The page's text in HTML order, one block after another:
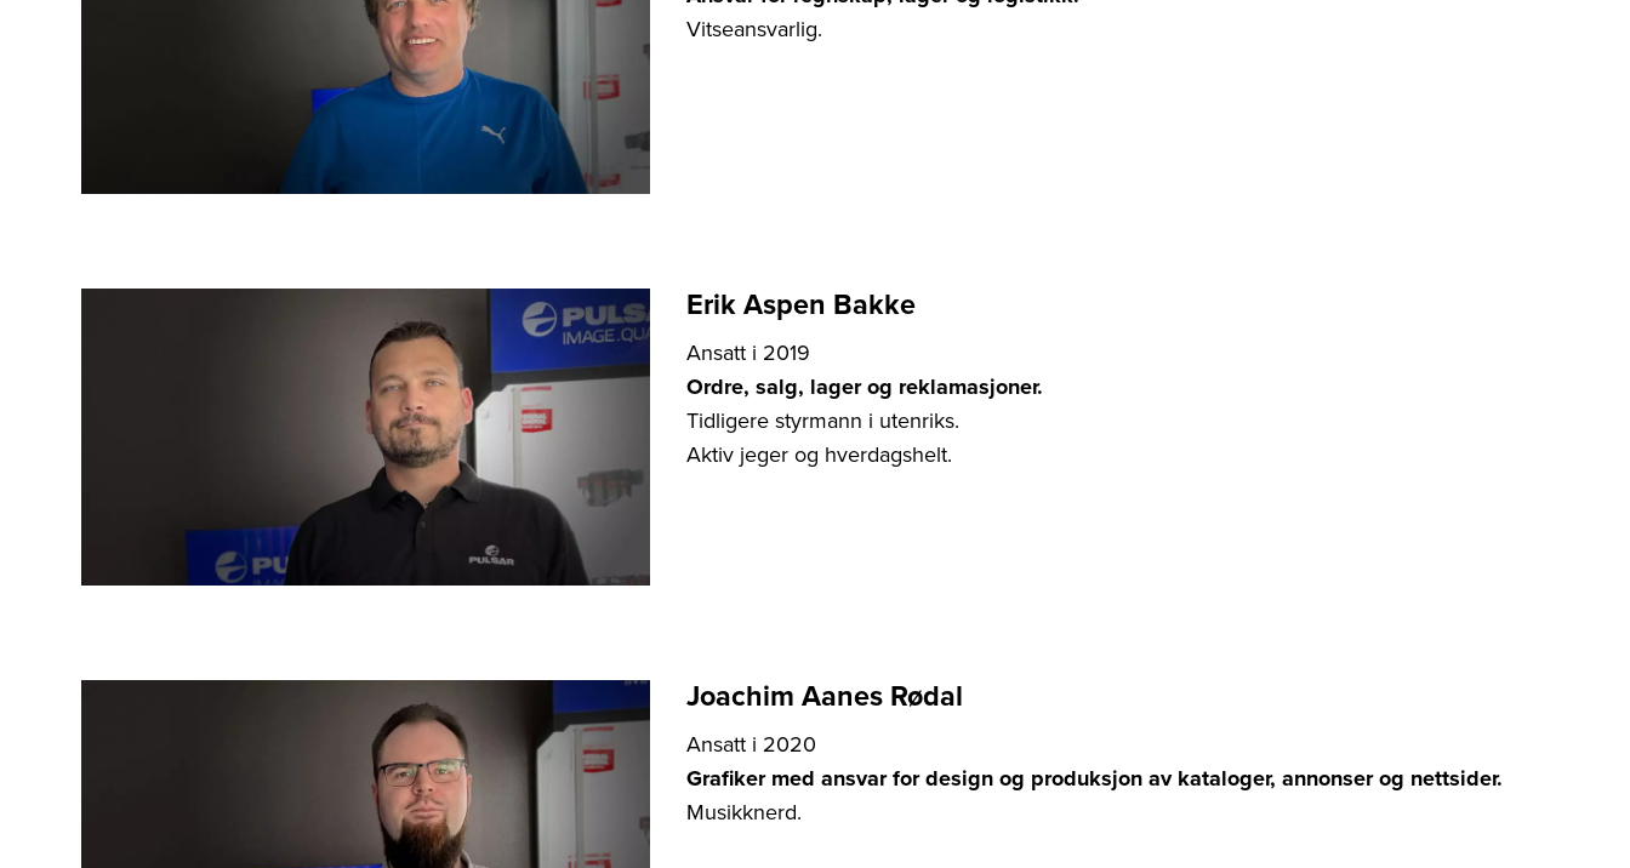
Vitseansvarlig.
Erik Aspen Bakke
Ansatt i 2019
Ordre, salg, lager og reklamasjoner.
Tidligere styrmann i utenriks.
Aktiv jeger og hverdagshelt.
Joachim Aanes Rødal
Ansatt i 2020
Grafiker med ansvar for design og produksjon av kataloger, annonser og nettsider.
Musikknerd.